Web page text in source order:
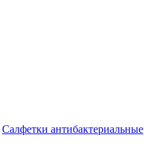
Салфетки антибактериальные